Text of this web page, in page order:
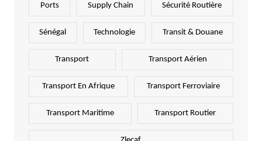
Ports Supply Chain Sécurité Routière
Sénégal Technologie Transit & Douane
Transport Transport Aérien
Transport En Afrique Transport Ferroviaire
Transport Maritime Transport Routier